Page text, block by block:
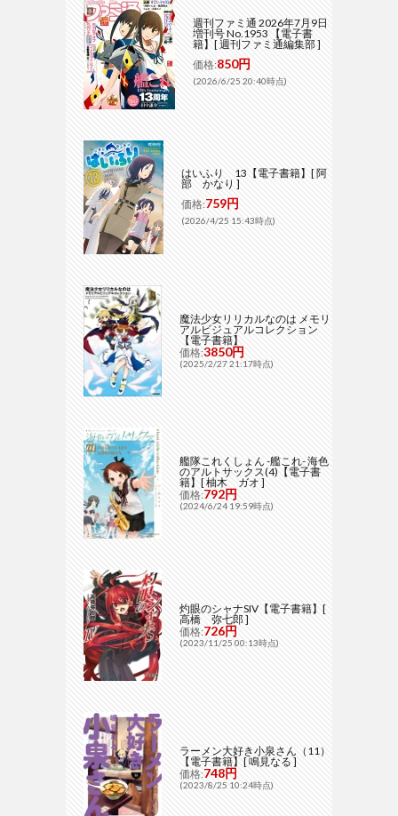
週刊ファミ通 2026年7月9日
増刊号 No.1953 【電子書
籍】[ 週刊ファミ通編集部 ]
価格:850円
(2026/6/25 20:40時点)
はいふり 13【電子書籍】[ 阿
部 かなり ]
価格:759円
(2026/4/25 15:43時点)
魔法少女リリカルなのは メモリ
アルビジュアルコレクション
【電子書籍】
価格:3850円
(2025/2/27 21:17時点)
艦隊これくしょん -艦これ- 海色
のアルトサックス(4)【電子書
籍】[ 柚木 ガオ ]
価格:792円
(2024/6/24 19:59時点)
灼眼のシャナSIV【電子書籍】[
高橋 弥七郎 ]
価格:726円
(2023/11/25 00:13時点)
ラーメン大好き小泉さん（11）
【電子書籍】[ 鳴見なる ]
価格:748円
(2023/8/25 10:24時点)